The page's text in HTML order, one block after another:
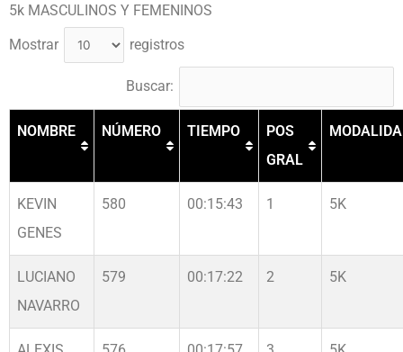
5k MASCULINOS Y FEMENINOS
Mostrar registros
Buscar:
NOMBRE NÚMERO TIEMPO
POS
GRAL
KEVIN
GENES
580 00:15:43 1 5K
LUCIANO
NAVARRO
579 00:17:22 2 5K